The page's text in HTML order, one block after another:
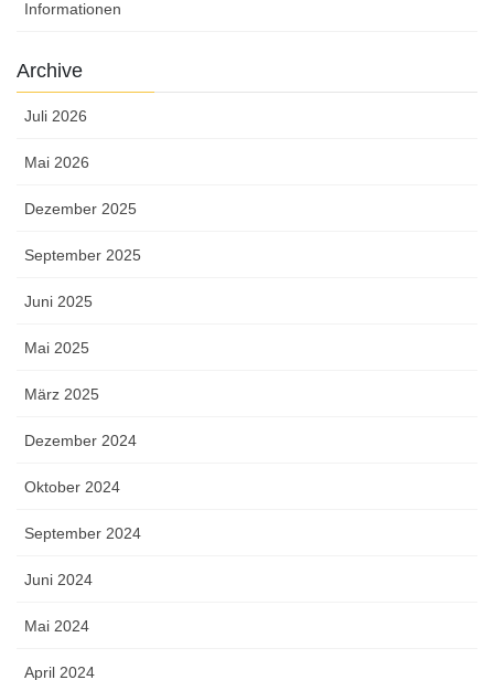
Informationen
Archive
Juli 2026
Mai 2026
Dezember 2025
September 2025
Juni 2025
Mai 2025
März 2025
Dezember 2024
Oktober 2024
September 2024
Juni 2024
Mai 2024
April 2024